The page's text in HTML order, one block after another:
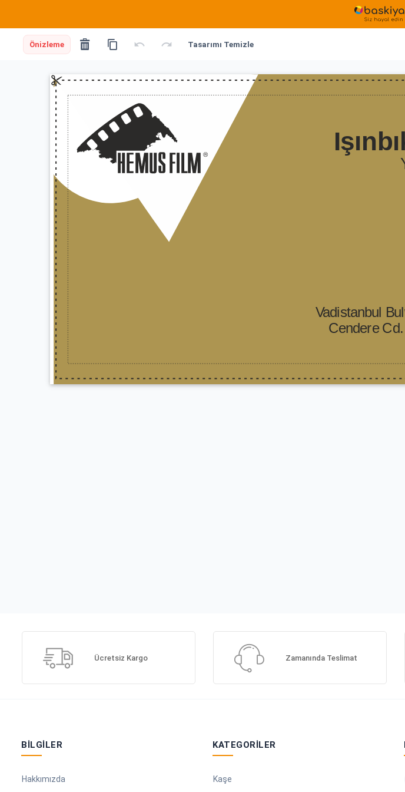
Önizleme Tasarımı Temizle
Ücretsiz Kargo Zamanında Teslimat
BILGILER
Hakkımızda
KATEGORILER
Kaşe